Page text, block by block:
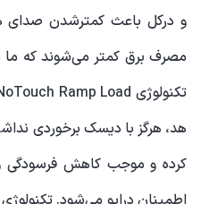
و درکل باعث کمترشدن صدای
مصرف برق کمتر می‌شوند که ما
تکنولوژی Ramp Load
هد، هرگز با دیسک برخوردی
کرده و موجب کاهش فرسودگی